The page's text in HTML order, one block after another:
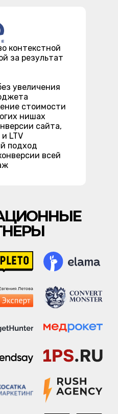
контекстной
за результат
увеличения
стоимости
нишах
сайта,
LTV
подход
всей
, блог по экспертному